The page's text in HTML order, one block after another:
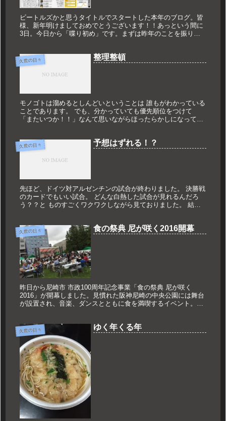
ビートルズかと思うタイトルでスタートした本年のブログ。皆
様、新年明けましておめでとうございます！！あっという間に
3日。今日から「喋り初め」です。まずは昨年のことを振り返
久世の日々 整理整頓
モノゴトは溜めるとしんどいということは 誰もがわかっている
ことであります。 でも、分かっていても優先順位をつけて
「またいつか！！」なんて思いながらほったらかしになってる
久世の日々 予想はずれる！？
先ほど、ドイツ対アルゼンチンの試合が終わりました。 決勝戦
のカードでもいい試合。 どんな白熱した試合が見れるんだろ
う？？と ものすごくワクワクしながら見ておりました。 結果
久世の日々 食の祭典 尼が咲く2016開幕
昨日から尼崎市 市政100周年記念事業「食の祭典 尼が咲く
2016」が開幕しました。見慣れた阪神尼崎の中央公園には舞台
が設置され、音楽、ダンスとともに食を満喫するイベント。僕
久世の日々 ゆく年くる年